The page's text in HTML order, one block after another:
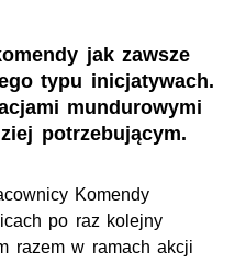
jak zawsze
typu inicjatywach.
mundurowymi
potrzebującym.
Komendy
po raz kolejny
razem w ramach akcji